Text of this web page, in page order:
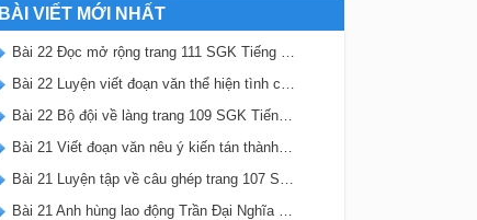
BÀI VIẾT MỚI NHẤT
Bài 22 Đọc mở rộng trang 111 SGK Tiếng Việt 5 Kết nối tri thức tập 2
Bài 22 Luyện viết đoạn văn thể hiện tình cảm, cảm xúc về một sự việc trang 111 SGK Tiếng Việt 5 Kết nối tri thức tập 2
Bài 22 Bộ đội về làng trang 109 SGK Tiếng Việt 5 Kết nối tri thức tập 2
Bài 21 Viết đoạn văn nêu ý kiến tán thành một sự việc, hiện tượng (Bài viết số 2) trang 108 SGK Tiếng Việt 5 Kết nối tri thức tập 2
Bài 21 Luyện tập về câu ghép trang 107 SGK Tiếng Việt 5 Kết nối tri thức tập 2
Bài 21 Anh hùng lao động Trần Đại Nghĩa trang 106 SGK Tiếng Việt 5 Kết nối tri thức tập 2